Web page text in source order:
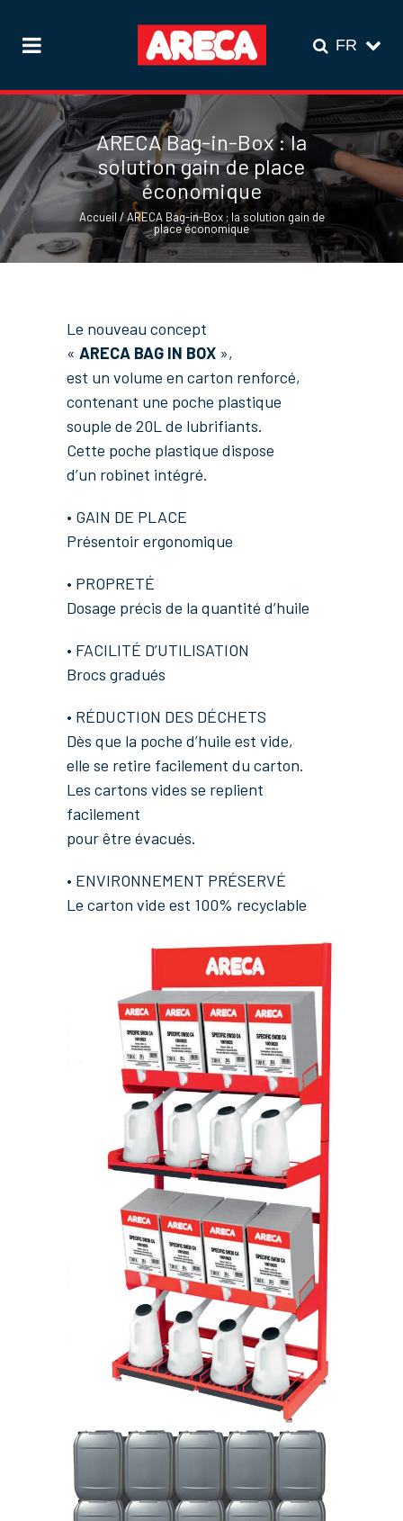
ARECA Bag-in-Box : la
solution gain de place
économique
Accueil/ARECA Bag-in-Box : la solution gain de
place économique
Le nouveau concept
« ARECA BAG IN BOX »,
est un volume en carton renforcé,
contenant une poche plastique
souple de 20L de lubrifiants.
Cette poche plastique dispose
d’un robinet intégré.
• GAIN DE PLACE
Présentoir ergonomique
• PROPRETÉ
Dosage précis de la quantité d’huile
• FACILITÉ D’UTILISATION
Brocs gradués
• RÉDUCTION DES DÉCHETS
Dès que la poche d’huile est vide,
elle se retire facilement du carton.
Les cartons vides se replient
facilement
pour être évacués.
• ENVIRONNEMENT PRÉSERVÉ
Le carton vide est 100% recyclable